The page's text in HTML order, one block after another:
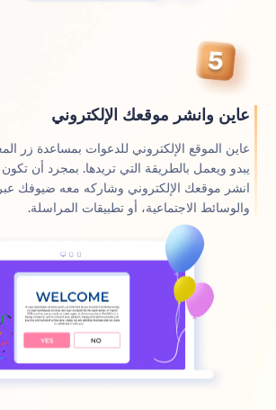
عاين وانشر موقعك الإلكتروني
عاين الموقع الإلكتروني للدعوات بمساعدة زر
يبدو ويعمل بالطريقة التي تريدها. بمجرد أن
انشر موقعك الإلكتروني وشاركه معه ضيوفك عبر
والوسائط الاجتماعية، أو تطبيقات المراسلة.